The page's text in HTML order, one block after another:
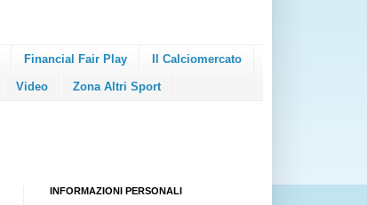
Financial Fair Play Il Calciomercato
Video Zona Altri Sport
INFORMAZIONI PERSONALI